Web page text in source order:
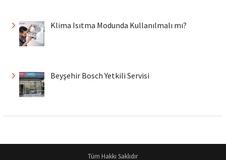
Klima Isıtma Modunda Kullanılmalı mı?
Beyşehir Bosch Yetkili Servisi
Tüm Hakkı Saklıdır